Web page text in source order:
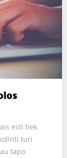
esti tiek
turi
tapo